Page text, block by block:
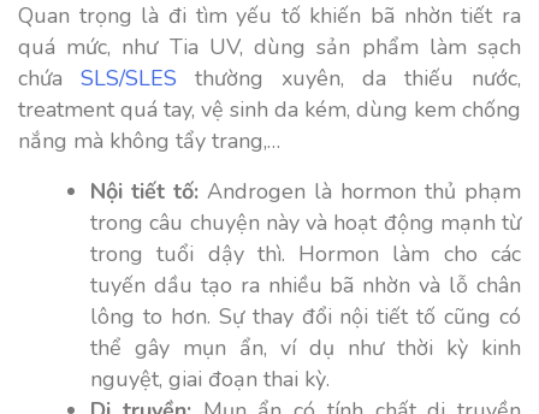
Quan trọng là đi tìm yếu tố khiến bã nhờn tiết ra
quá mức, như Tia UV, dùng sản phẩm làm sạch
chứa SLS/SLES thường xuyên, da thiếu nước,
treatment quá tay, vệ sinh da kém, dùng kem chống
nắng mà không tẩy trang,…
Nội tiết tố: Androgen là hormon thủ phạm
trong câu chuyện này và hoạt động mạnh từ
trong tuổi dậy thì. Hormon làm cho các
tuyến dầu tạo ra nhiều bã nhờn và lỗ chân
lông to hơn. Sự thay đổi nội tiết tố cũng có
thể gây mụn ẩn, ví dụ như thời kỳ kinh
nguyệt, giai đoạn thai kỳ.